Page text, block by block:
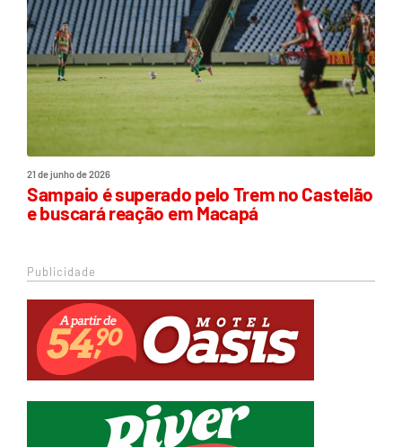
21 de junho de 2026
Sampaio é superado pelo Trem no Castelão
e buscará reação em Macapá
Publicidade